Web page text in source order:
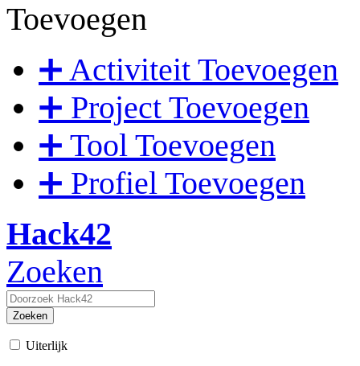
Toevoegen
➕ Activiteit Toevoegen
➕ Project Toevoegen
➕ Tool Toevoegen
➕ Profiel Toevoegen
Hack42
Zoeken
Zoeken
Uiterlijk